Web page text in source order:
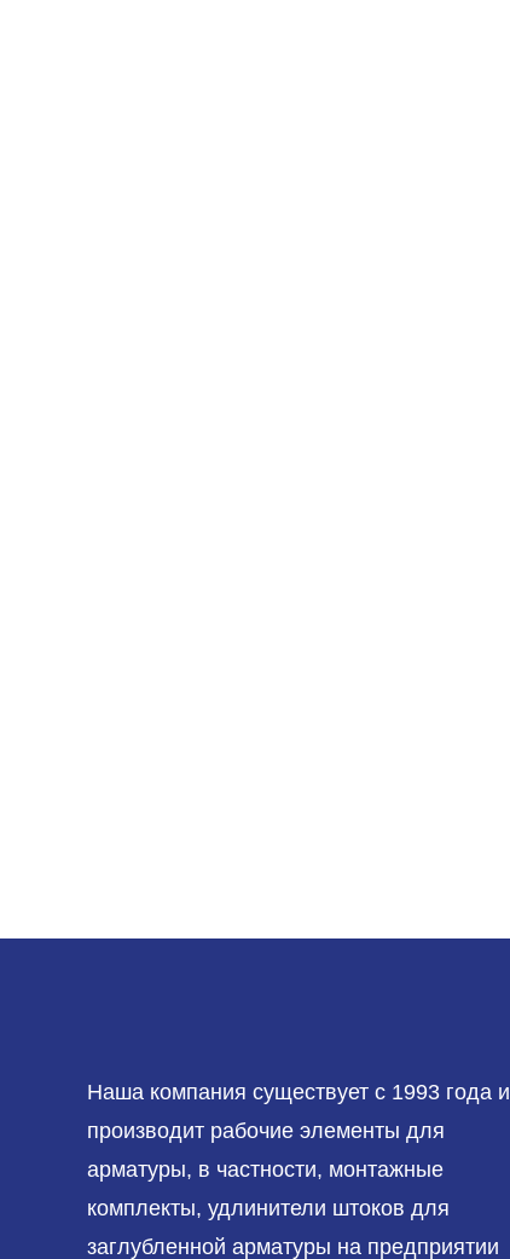
Наша компания существует с 1993 года и
производит рабочие элементы для
арматуры, в частности, монтажные
комплекты, удлинители штоков для
заглубленной арматуры на предприятии